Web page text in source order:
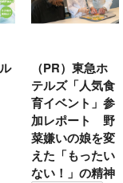
）東急ホ
ズ「人気食
ベント」参
ポート 野
いの娘を変
「もったい
！」の精神
『神
果て
ト
講談